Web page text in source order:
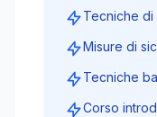
Tecniche di
Misure di
Tecniche
Corso